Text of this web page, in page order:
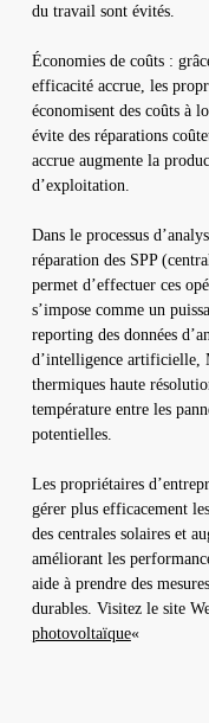
du travail sont évités.
Économies de coûts :
efficacité accrue, les
économisent des coûts à
évite des réparations
accrue augmente la
d’exploitation.
Dans le processus
réparation des SPP
permet d’effectuer ces
s’impose comme un
reporting des données
d’intelligence artificielle,
thermiques haute
température entre les
potentielles.
Les propriétaires
gérer plus efficacement
des centrales solaires et
améliorant les
aide à prendre des
durables. Visitez le site
photovoltaïque«